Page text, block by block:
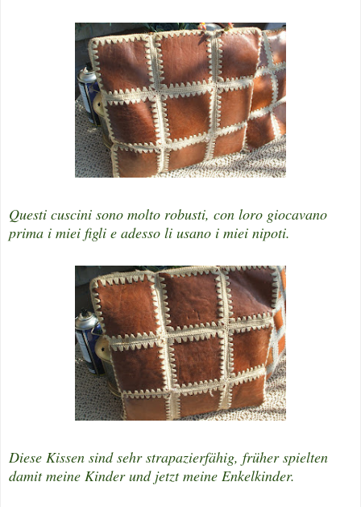
Questi cuscini sono molto robusti, con loro giocavano
prima i miei figli e adesso li usano i miei nipoti.
Diese Kissen sind sehr strapazierfähig, früher spielten
damit meine Kinder und jetzt meine Enkelkinder.